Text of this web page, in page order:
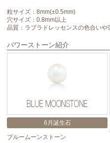
粒サイズ：8mm(±0.5mm)
穴サイズ：0.8mm以上
品質：ラブラドレッセンスの色合いや
パワーストーン紹介
6月誕生石
ブルームーンストーン